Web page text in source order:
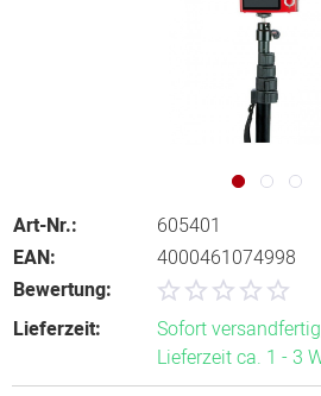
Art-Nr.:
605401
EAN:
4000461074998
Bewertung:
Lieferzeit:
Sofort
Lieferzeit ca. 1 - 3